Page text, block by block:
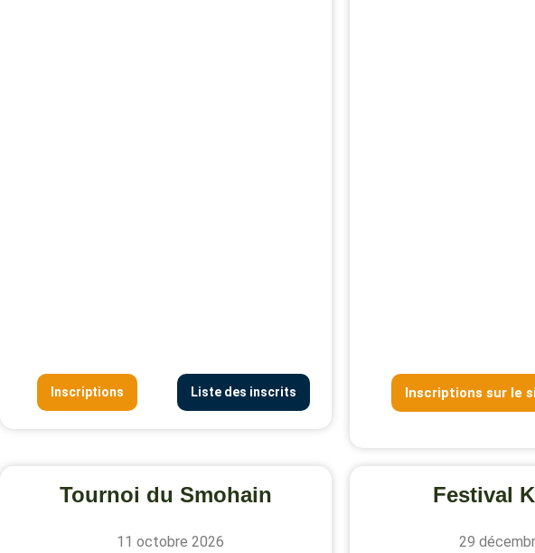
Inscriptions Liste des inscrits Inscriptions sur le
Tournoi du Smohain
11 octobre 2026
Festival
29